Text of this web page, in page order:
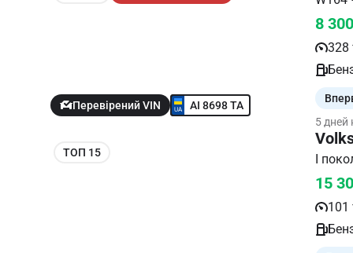
8
328
5 дней
Перевірений VIN AI 8698 TA
ТОП 15 I
15
101